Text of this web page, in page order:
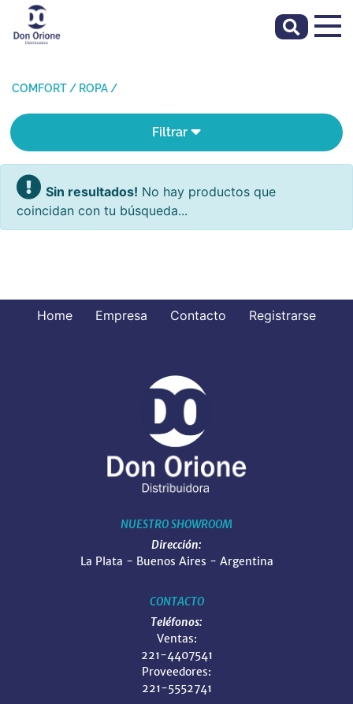
COMFORT / ROPA /
Filtrar
Sin resultados! No hay productos que
coincidan con tu búsqueda...
Home Empresa Contacto Registrarse
NUESTRO SHOWROOM
Dirección:
La Plata - Buenos Aires - Argentina
CONTACTO
Teléfonos:
Ventas:
221-4407541
Proveedores:
221-5552741